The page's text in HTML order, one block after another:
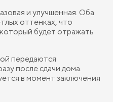
и улучшенная. Оба
оттенках, что
будет отражать
передаются
после сдачи дома.
в момент заключения